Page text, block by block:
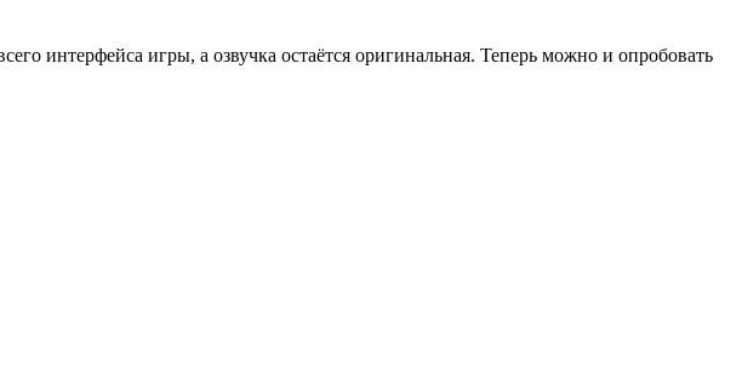
интерфейса игры, а озвучка остаётся оригинальная. Теперь можно и опробовать